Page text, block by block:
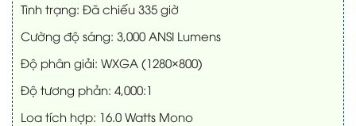
0
5
sao
Tình trạng: Đã chiếu 335 giờ
Cường độ sáng: 3,000 ANSI Lumens
Độ phân giải: WXGA (1280×800)
Độ tương phản: 4,000:1
Loa tích hợp: 16.0 Watts Mono